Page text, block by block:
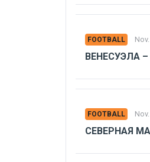
FOOTBALL
ВЕНЕСУЭЛА
FOOTBALL
СЕВЕРНАЯ